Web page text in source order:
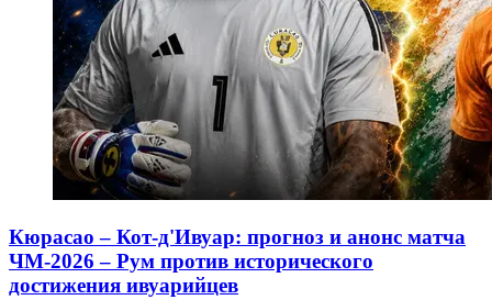
Кюрасао – Кот-д'Ивуар: прогноз и анонс матча
ЧМ-2026 – Рум против исторического
достижения ивуарийцев